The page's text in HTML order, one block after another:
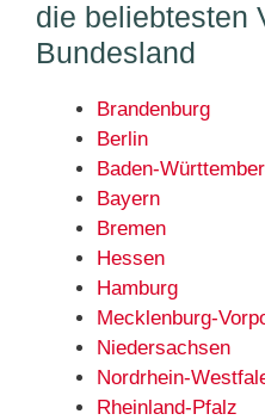
die beliebtesten
Bundesland
Brandenburg
Berlin
Baden-
Bayern
Bremen
Hessen
Hamburg
Mecklenburg-
Niedersachsen
Nordrhein-
Rheinland-Pfalz